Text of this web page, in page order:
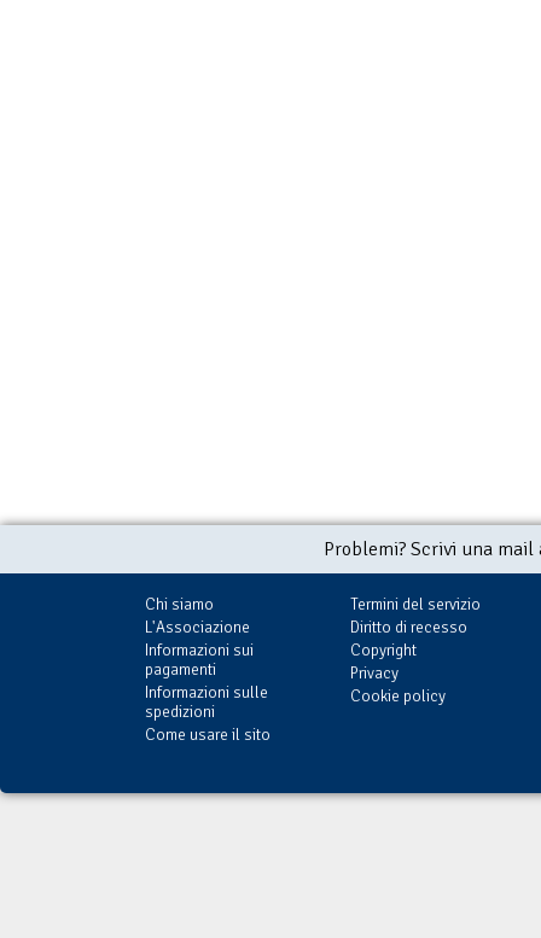
Problemi? Scrivi una
Chi siamo
L'Associazione
Informazioni sui
pagamenti
Informazioni sulle
spedizioni
Come usare il sito
Termini del servizio
Diritto di recesso
Copyright
Privacy
Cookie policy